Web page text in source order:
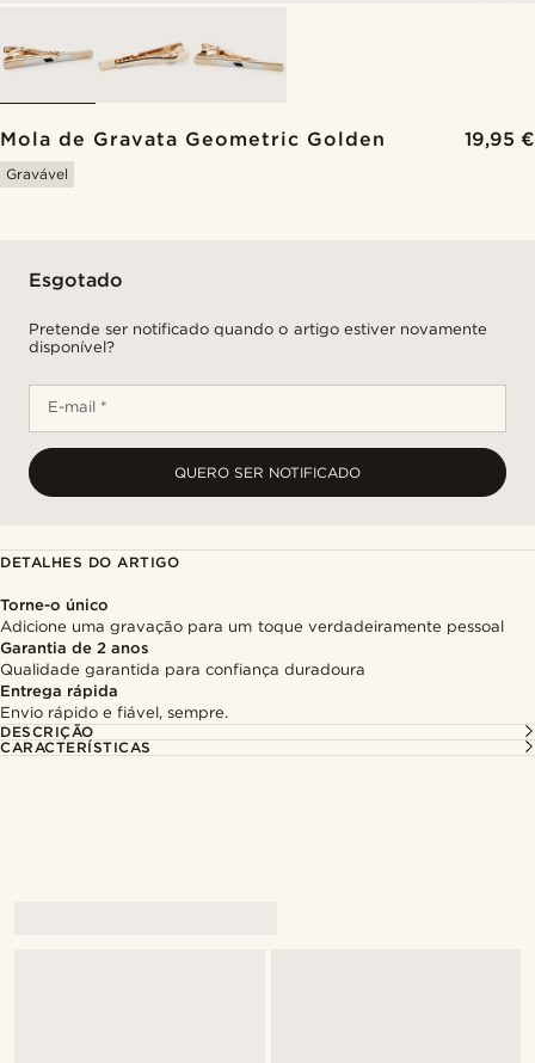
Mola de Gravata Geometric Golden 19,95 €
Gravável
Esgotado
Pretende ser notificado quando o artigo estiver novamente
disponível?
E-mail *
QUERO SER NOTIFICADO
DETALHES DO ARTIGO
Torne-o único
Adicione uma gravação para um toque verdadeiramente pessoal
Garantia de 2 anos
Qualidade garantida para confiança duradoura
Entrega rápida
Envio rápido e fiável, sempre.
DESCRIÇÃO
CARACTERÍSTICAS